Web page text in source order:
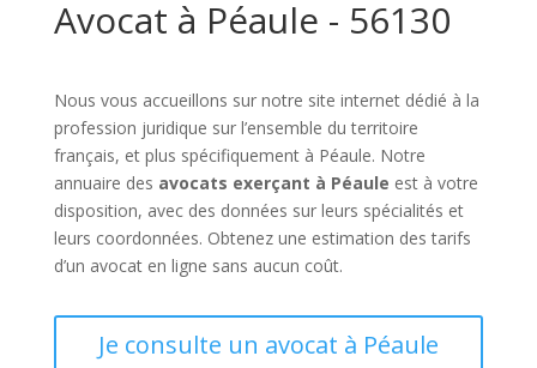
Avocat à Péaule - 56130
Nous vous accueillons sur notre site internet dédié à la
profession juridique sur l’ensemble du territoire
français, et plus spécifiquement à Péaule. Notre
annuaire des avocats exerçant à Péaule est à votre
disposition, avec des données sur leurs spécialités et
leurs coordonnées. Obtenez une estimation des tarifs
d’un avocat en ligne sans aucun coût.
Je consulte un avocat à Péaule